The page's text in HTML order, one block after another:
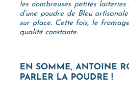
les nombreuses petites
d’une poudre de Bleu
sur place. Cette fois, le
qualité constante.
EN SOMME, ANTOINE
PARLER LA POUDRE !